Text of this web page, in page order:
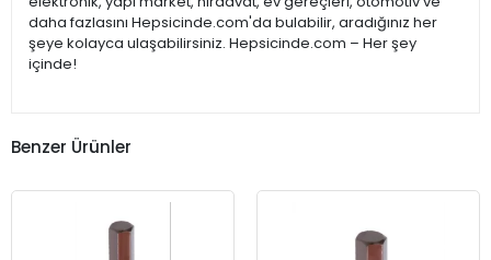
daha fazlasını Hepsicinde.com'da bulabilir, aradığınız her
şeye kolayca ulaşabilirsiniz. Hepsicinde.com – Her şey
içinde!
Benzer Ürünler